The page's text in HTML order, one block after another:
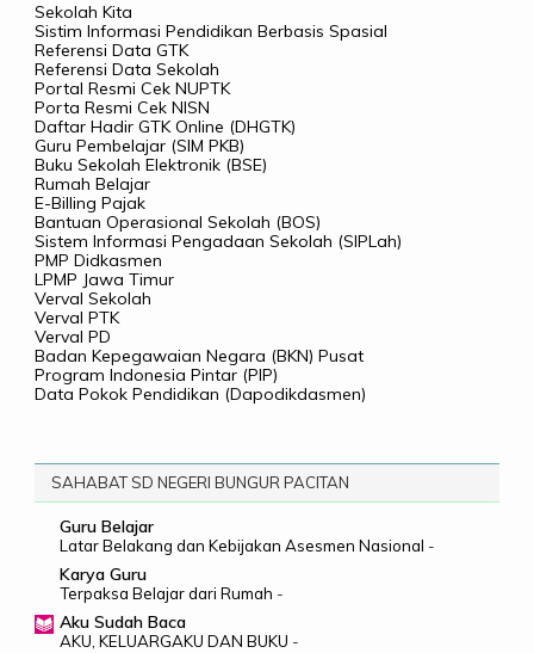
Sekolah Kita
Sistim Informasi Pendidikan Berbasis Spasial
Referensi Data GTK
Referensi Data Sekolah
Portal Resmi Cek NUPTK
Porta Resmi Cek NISN
Daftar Hadir GTK Online (DHGTK)
Guru Pembelajar (SIM PKB)
Buku Sekolah Elektronik (BSE)
Rumah Belajar
E-Billing Pajak
Bantuan Operasional Sekolah (BOS)
Sistem Informasi Pengadaan Sekolah (SIPLah)
PMP Didkasmen
LPMP Jawa Timur
Verval Sekolah
Verval PTK
Verval PD
Badan Kepegawaian Negara (BKN) Pusat
Program Indonesia Pintar (PIP)
Data Pokok Pendidikan (Dapodikdasmen)
SAHABAT SD NEGERI BUNGUR PACITAN
Guru Belajar
Latar Belakang dan Kebijakan Asesmen Nasional -
Karya Guru
Terpaksa Belajar dari Rumah -
Aku Sudah Baca
AKU, KELUARGAKU DAN BUKU -